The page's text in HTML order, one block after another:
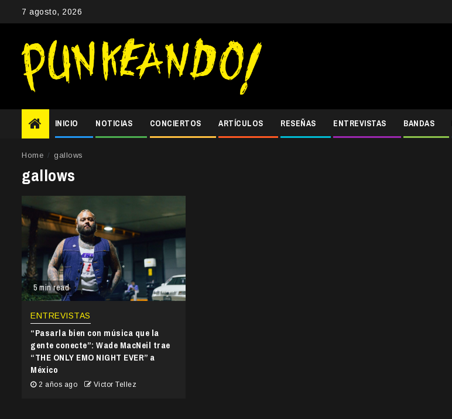
7 agosto, 2026
INICIO NOTICIAS CONCIERTOS ARTÍCULOS RESEÑAS ENTREVISTAS BANDAS
Home gallows
gallows
5 min read
ENTREVISTAS
“Pasarla bien con música que la
gente conecte”: Wade MacNeil trae
“THE ONLY EMO NIGHT EVER” a
México
2 años ago Victor Tellez